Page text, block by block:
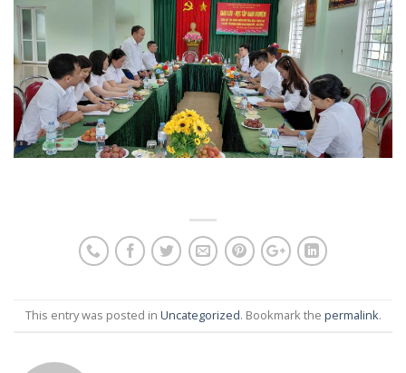
This entry was posted in Uncategorized. Bookmark the permalink.